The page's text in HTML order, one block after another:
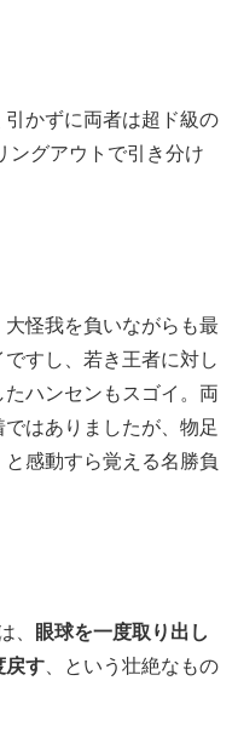
かずに両者は超ド級の
ングアウトで引き分け
怪我を負いながらも最
すし、若き王者に対し
ハンセンもスゴイ。両
はありましたが、物足
感動すら覚える名勝負
、
眼球を一度取り出し
戻す、という壮絶なもの